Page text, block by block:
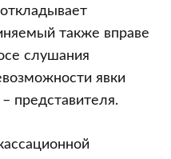
также вправе
слушания
явки
представителя.